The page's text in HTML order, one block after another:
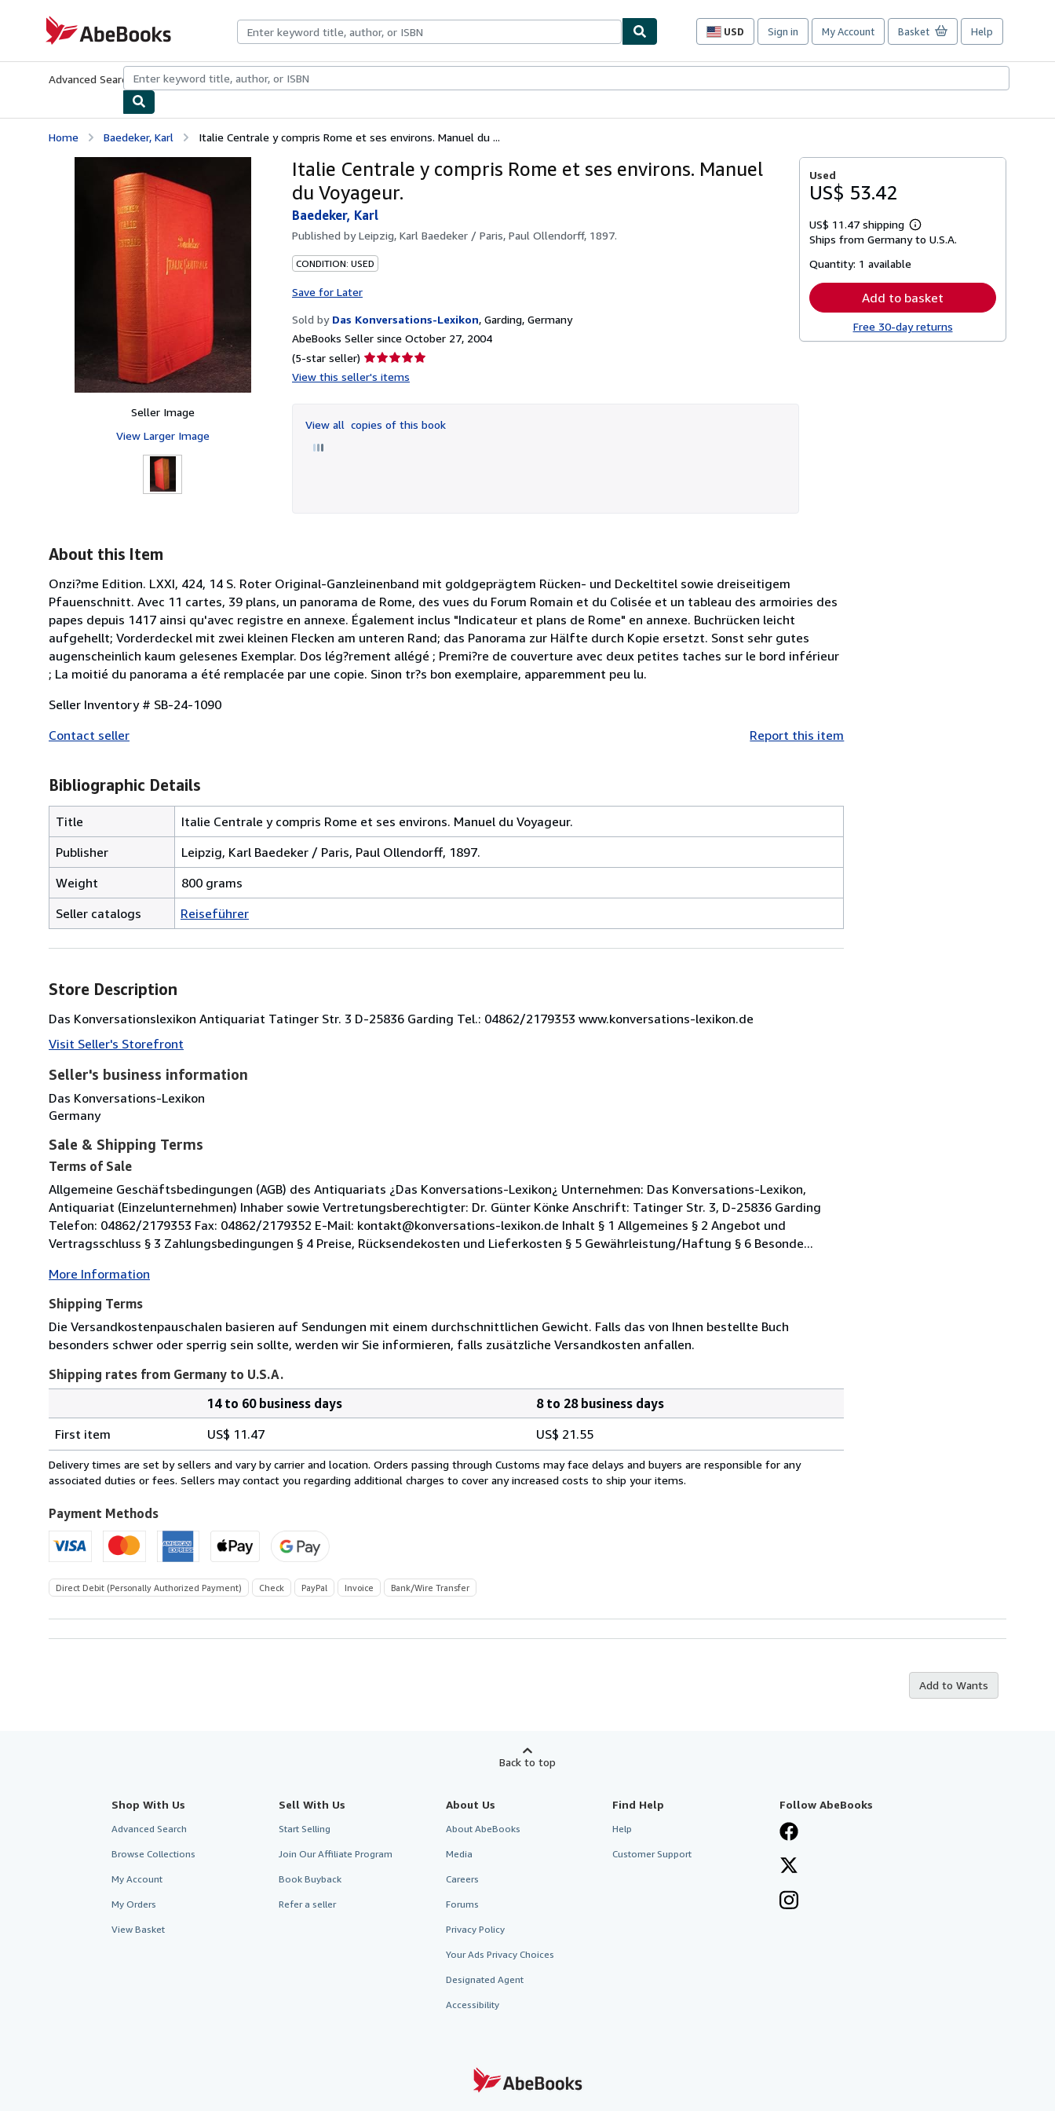
AbeBooks.com
USD
Site
preferences
Sign in My Account Basket Help
Advanced Search Browse CollectionsRare BooksArt & Collectibles
Home Baedeker, Karl Italie Centrale y compris Rome et ses environs. Manuel du ...
Seller Image
View Larger Image
Italie Centrale y compris Rome et ses environs. Manuel
du Voyageur.
Baedeker, Karl
Published byLeipzig, Karl Baedeker / Paris, Paul Ollendorff, 1897.
CONDITION: USED
Save for Later
Sold by Das Konversations-Lexikon, Garding, Germany
AbeBooks Seller since October 27, 2004
(5-star seller) Seller
rating
of
5
View this seller's items
View all copies of this book
Used
US$ 53.42
US$ 11.47 shipping
Learn
more
Ships from Germany to U.S.A.
Quantity: 1 available
Add to basket
Free 30-day returns
About this Item
Onzi?me Edition. LXXI, 424, 14 S. Roter Original-Ganzleinenband mit goldgeprägtem Rücken- und Deckeltitel sowie dreiseitigem
Pfauenschnitt. Avec 11 cartes, 39 plans, un panorama de Rome, des vues du Forum Romain et du Colisée et un tableau des armoiries des
papes depuis 1417 ainsi qu'avec registre en annexe. Également inclus "Indicateur et plans de Rome" en annexe. Buchrücken leicht
aufgehellt; Vorderdeckel mit zwei kleinen Flecken am unteren Rand; das Panorama zur Hälfte durch Kopie ersetzt. Sonst sehr gutes
augenscheinlich kaum gelesenes Exemplar. Dos lég?rement allégé ; Premi?re de couverture avec deux petites taches sur le bord inférieur
; La moitié du panorama a été remplacée par une copie. Sinon tr?s bon exemplaire, apparemment peu lu.
Seller Inventory # SB-24-1090
Contact seller
Report this item
Bibliographic Details
Title
Italie Centrale y compris Rome et ses environs. Manuel du Voyageur.
Publisher
Leipzig, Karl Baedeker / Paris, Paul Ollendorff, 1897.
Weight
800 grams
Seller catalogs
Reiseführer
Store Description
Das Konversationslexikon Antiquariat Tatinger Str. 3 D-25836 Garding Tel.: 04862/2179353 www.konversations-lexikon.de
Visit Seller's Storefront
Seller's business information
Das Konversations-Lexikon
Germany
Sale & Shipping Terms
Terms of Sale
Allgemeine Geschäftsbedingungen (AGB) des Antiquariats ¿Das Konversations-Lexikon¿ Unternehmen: Das Konversations-Lexikon,
Antiquariat (Einzelunternehmen) Inhaber sowie Vertretungsberechtigter: Dr. Günter Könke Anschrift: Tatinger Str. 3, D-25836 Garding
Telefon: 04862/2179353 Fax: 04862/2179352 E-Mail: kontakt@konversations-lexikon.de Inhalt § 1 Allgemeines § 2 Angebot und
Vertragsschluss § 3 Zahlungsbedingungen § 4 Preise, Rücksendekosten und Lieferkosten § 5 Gewährleistung/Haftung § 6 Besonde...
More Information
Shipping Terms
Die Versandkostenpauschalen basieren auf Sendungen mit einem durchschnittlichen Gewicht. Falls das von Ihnen bestellte Buch
besonders schwer oder sperrig sein sollte, werden wir Sie informieren, falls zusätzliche Versandkosten anfallen.
Shipping rates from Germany to U.S.A.
rates
from
Germany
U.S.A.
14 to 60 business days
8 to 28 business days
First item
US$ 11.47 US$ 21.55
Delivery times are set by sellers and vary by carrier and location. Orders passing through Customs may face delays and buyers are responsible for any
associated duties or fees. Sellers may contact you regarding additional charges to cover any increased costs to ship your items.
Payment Methods
Direct Debit (Personally Authorized Payment) Check PayPal Invoice Bank/Wire Transfer
Add to Wants
Back to top
Shop With Us
Advanced Search
Browse Collections
My Account
My Orders
View Basket
Sell With Us
Start Selling
Join Our Affiliate Program
Book Buyback
Refer a seller
About Us
About AbeBooks
Media
Careers
Forums
Privacy Policy
Your Ads Privacy Choices
Designated Agent
Accessibility
Find Help
Help
Customer Support
Follow AbeBooks